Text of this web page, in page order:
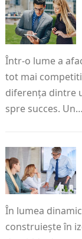
Într-o lume a
tot mai
diferența dintre
spre succes. Un…
În lumea
construiește în